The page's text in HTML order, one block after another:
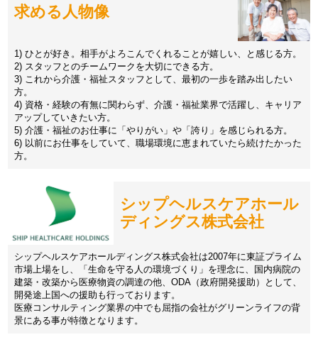
求める人物像
1) ひとが好き。相手がよろこんでくれることが嬉しい、と感じる方。
2) スタッフとのチームワークを大切にできる方。
3) これから介護・福祉スタッフとして、最初の一歩を踏み出したい
方。
4) 資格・経験の有無に関わらず、介護・福祉業界で活躍し、キャリア
アップしていきたい方。
5) 介護・福祉のお仕事に「やりがい」や「誇り」を感じられる方。
6) 以前にお仕事をしていて、職場環境に恵まれていたら続けたかった
方。
シップヘルスケアホール
ディングス株式会社
シップヘルスケアホールディングス株式会社は2007年に東証プライム
市場上場をし、「生命を守る人の環境づくり」を理念に、国内病院の
建築・改築から医療物資の調達の他、ODA（政府開発援助）として、
開発途上国への援助も行っております。
医療コンサルティング業界の中でも屈指の会社がグリーンライフの背
景にある事が特徴となります。